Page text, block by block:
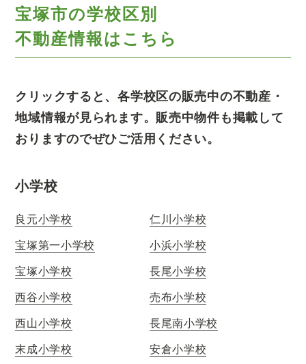
宝塚市の学校区別
不動産情報はこちら
クリックすると、各学校区の販売中の不動産・
地域情報が見られます。販売中物件も掲載して
おりますのでぜひご活用ください。
小学校
良元小学校
仁川小学校
宝塚第一小学校
小浜小学校
宝塚小学校
長尾小学校
西谷小学校
売布小学校
西山小学校
長尾南小学校
末成小学校
安倉小学校